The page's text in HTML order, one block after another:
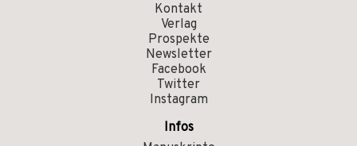
Kontakt
Verlag
Prospekte
Newsletter
Facebook
Twitter
Instagram
Infos